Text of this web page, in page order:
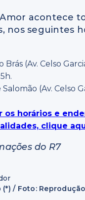
acontece
nos seguintes
Brás (Av. Celso
(Av. Celso
os horários e
clique
do R7
(*) / Foto: Reprodução